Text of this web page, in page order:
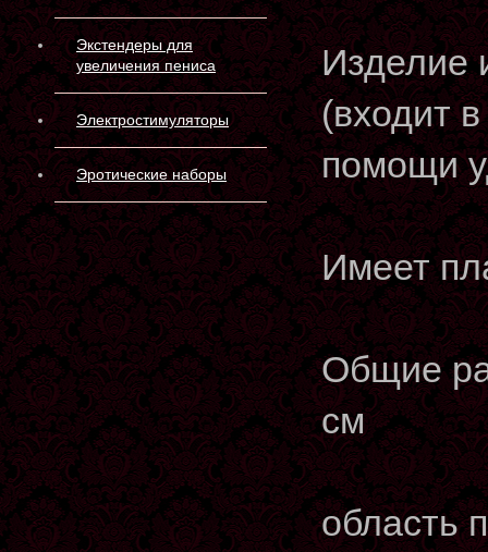
Экстендеры для
увеличения пениса
Электростимуляторы
Эротические наборы
Изделие
(входит
помощи
Имеет
Общие
см
область